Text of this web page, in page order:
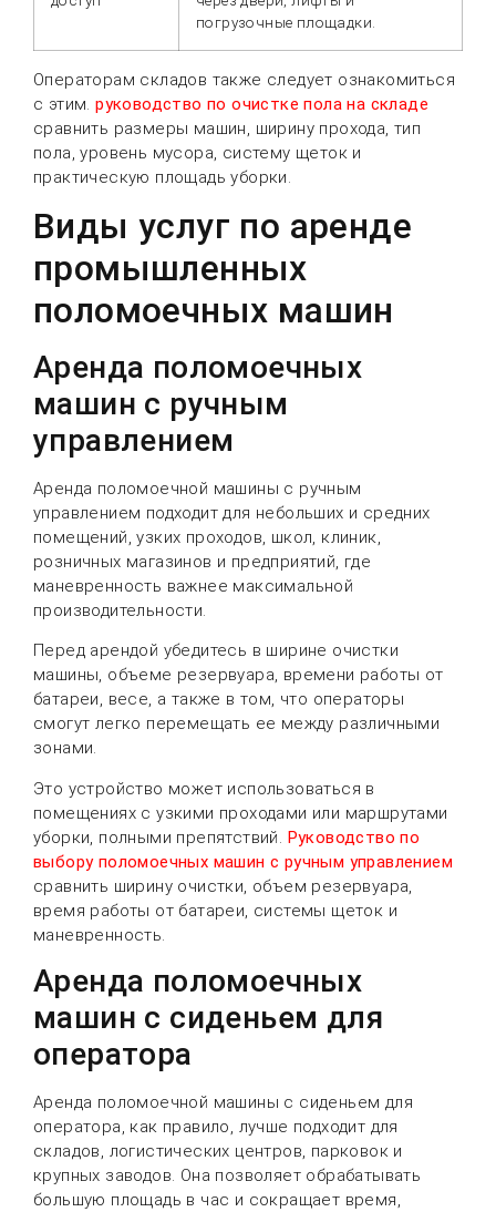
погрузочные площадки.
Операторам складов также следует ознакомиться
с этим.руководство по очистке пола на складе
сравнить размеры машин, ширину прохода, тип
пола, уровень мусора, систему щеток и
практическую площадь уборки.
Виды услуг по аренде
промышленных
поломоечных машин
Аренда поломоечных
машин с ручным
управлением
Аренда поломоечной машины с ручным
управлением подходит для небольших и средних
помещений, узких проходов, школ, клиник,
розничных магазинов и предприятий, где
маневренность важнее максимальной
производительности.
Перед арендой убедитесь в ширине очистки
машины, объеме резервуара, времени работы от
батареи, весе, а также в том, что операторы
смогут легко перемещать ее между различными
зонами.
Это устройство может использоваться в
помещениях с узкими проходами или маршрутами
уборки, полными препятствий. Руководство по
выбору поломоечных машин с ручным управлением
сравнить ширину очистки, объем резервуара,
время работы от батареи, системы щеток и
маневренность.
Аренда поломоечных
машин с сиденьем для
оператора
Аренда поломоечной машины с сиденьем для
оператора, как правило, лучше подходит для
складов, логистических центров, парковок и
крупных заводов. Она позволяет обрабатывать
большую площадь в час и сокращает время,